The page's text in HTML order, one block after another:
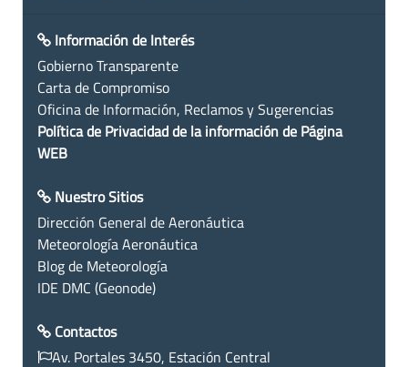
Información de Interés
Gobierno Transparente
Carta de Compromiso
Oficina de Información, Reclamos y Sugerencias
Política de Privacidad de la información de Página
WEB
Nuestro Sitios
Dirección General de Aeronáutica
Meteorología Aeronáutica
Blog de Meteorología
IDE DMC (Geonode)
Contactos
Av. Portales 3450, Estación Central